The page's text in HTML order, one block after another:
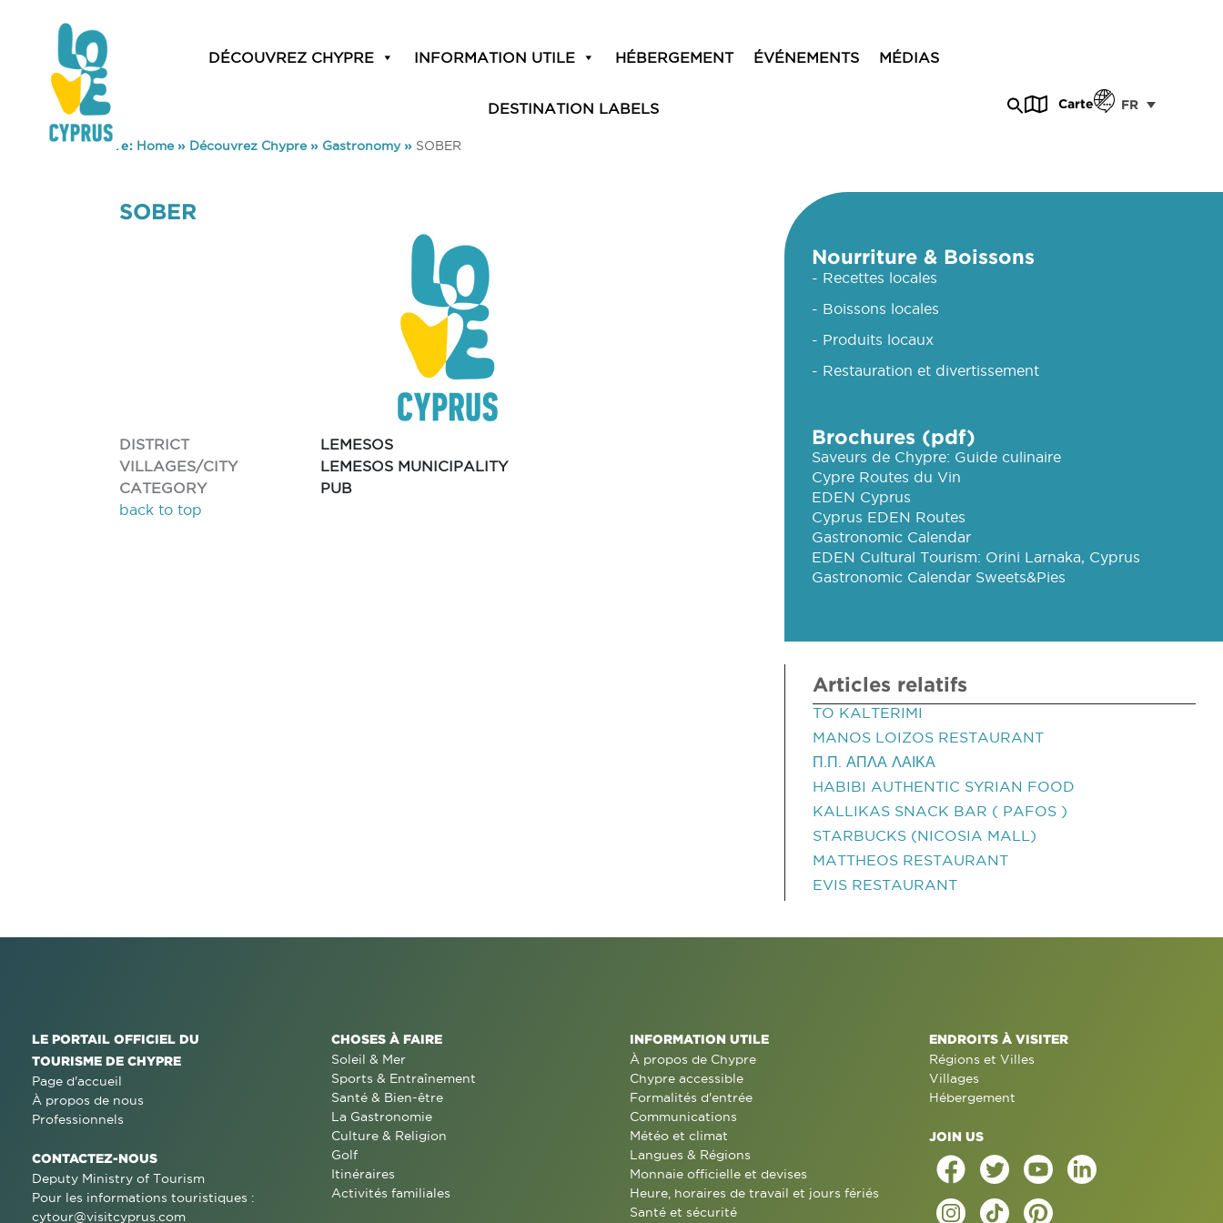
DÉCOUVREZ CHYPRE INFORMATION UTILE HÉBERGEMENT ÉVÉNEMENTS MÉDIAS
DESTINATION LABELS Carte FR
You are here: Home» Découvrez Chypre» Gastronomy» SOBER
SOBER
DISTRICT
LEMESOS
VILLAGES/CITY
LEMESOS MUNICIPALITY
CATEGORY
PUB
back to top
Nourriture & Boissons
- Recettes locales
- Boissons locales
- Produits locaux
- Restauration et divertissement
Brochures (pdf)
Saveurs de Chypre: Guide culinaire
Cypre Routes du Vin
EDEN Cyprus
Cyprus EDEN Routes
Gastronomic Calendar
EDEN Cultural Tourism: Orini Larnaka, Cyprus
Gastronomic Calendar Sweets&Pies
Articles relatifs
TO KALTERIMI
MANOS LOIZOS RESTAURANT
Π.Π. ΑΠΛΑ ΛΑΙΚΑ
HABIBI AUTHENTIC SYRIAN FOOD
KALLIKAS SNACK BAR ( PAFOS )
STARBUCKS (NICOSIA MALL)
MATTHEOS RESTAURANT
EVIS RESTAURANT
LE PORTAIL OFFICIEL DU
TOURISME DE CHYPRE
Page d'accueil
À propos de nous
Professionnels
CONTACTEZ-NOUS
Deputy Ministry of Tourism
Pour les informations touristiques :
cytour@visitcyprus.com
CHOSES À FAIRE
Soleil & Mer
Sports & Entraînement
Santé & Bien-être
La Gastronomie
Culture & Religion
Golf
Itinéraires
Activités familiales
INFORMATION UTILE
À propos de Chypre
Chypre accessible
Formalités d'entrée
Communications
Météo et climat
Langues & Régions
Monnaie officielle et devises
Heure, horaires de travail et jours fériés
Santé et sécurité
ENDROITS À VISITER
Régions et Villes
Villages
Hébergement
JOIN US